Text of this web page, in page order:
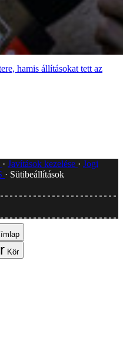
hamis állításokat tett az
Javítások kezelése
Jogi
Sütibeállítások
Kör